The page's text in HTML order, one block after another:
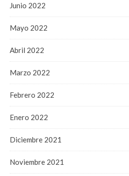
Junio 2022
Mayo 2022
Abril 2022
Marzo 2022
Febrero 2022
Enero 2022
Diciembre 2021
Noviembre 2021